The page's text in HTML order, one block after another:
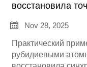
восстановила
рубидиевых
 Nov 28, 2025
Практический
рубидиевыми